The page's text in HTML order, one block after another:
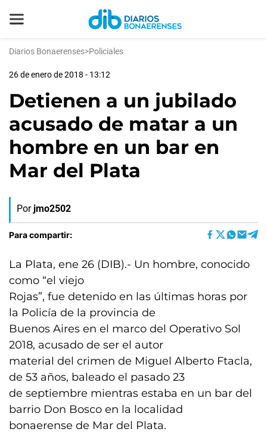
Diarios Bonaerenses>Policiales
26 de enero de 2018 - 13:12
Detienen a un jubilado
acusado de matar a un
hombre en un bar en
Mar del Plata
Por jmo2502
Para compartir:
La Plata, ene 26 (DIB).- Un hombre, conocido
como “el viejo
Rojas”, fue detenido en las últimas horas por
la Policía de la provincia de
Buenos Aires en el marco del Operativo Sol
2018, acusado de ser el autor
material del crimen de Miguel Alberto Ftacla,
de 53 años, baleado el pasado 23
de septiembre mientras estaba en un bar del
barrio Don Bosco en la localidad
bonaerense de Mar del Plata.